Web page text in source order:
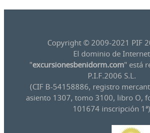
Copyright © 2009-2021 PIF
El dominio de Internet
"excursionesbenidorm.com" está
P.I.F.2006 S.L.
(CIF B-54158886, registro
asiento 1307, tomo 3100, libro O,
101674 inscripción 1ª)